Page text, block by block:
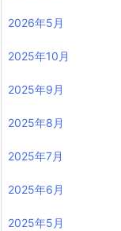
2026年5月
2025年10月
2025年9月
2025年8月
2025年7月
2025年6月
2025年5月